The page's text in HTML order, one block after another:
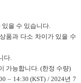
을 수 있습니다.
품과 다소 차이가 있을 수
다.
가능합니다. (한정 수량)
– 14:30 (KST) / 2024년 7